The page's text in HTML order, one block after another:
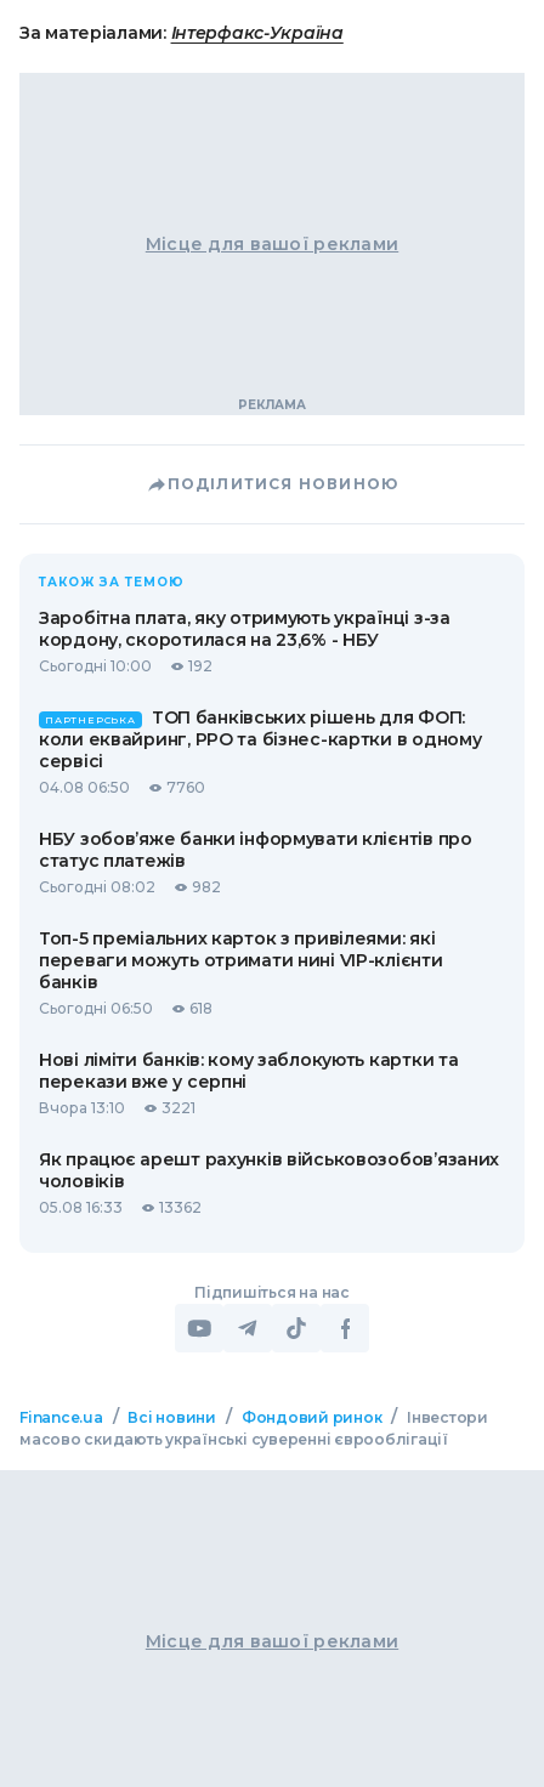
За матеріалами: Інтерфакс-Україна
Місце для вашої реклами
ПОДІЛИТИСЯ НОВИНОЮ
ТАКОЖ ЗА ТЕМОЮ
Заробітна плата, яку отримують українці з-за
кордону, скоротилася на 23,6% - НБУ
Сьогодні 10:00 192
ПАРТНЕРСЬКА
ТОП банківських рішень для ФОП:
коли еквайринг, РРО та бізнес-картки в одному
сервісі
04.08 06:50 7760
НБУ зобов’яже банки інформувати клієнтів про
статус платежів
Сьогодні 08:02 982
Топ-5 преміальних карток з привілеями: які
переваги можуть отримати нині VIP-клієнти
банків
Сьогодні 06:50 618
Нові ліміти банків: кому заблокують картки та
перекази вже у серпні
Вчора 13:10 3221
Як працює арешт рахунків військовозобов’язаних
чоловіків
05.08 16:33 13362
Підпишіться на нас
Finance.ua / Всі новини / Фондовий ринок / Інвестори
масово скидають українські суверенні єврооблігації
Місце для вашої реклами